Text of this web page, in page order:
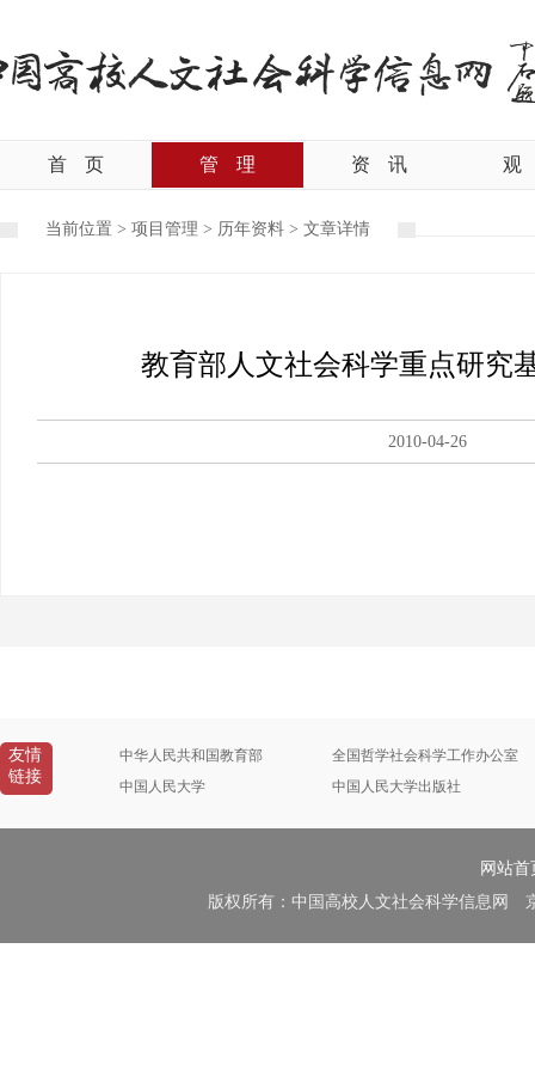
首 页 管 理 资 讯 观
当前位置 > 项目管理 > 历年资料 > 文章详情
教育部人文社会科学重点研究
2010-04-26
友情
链接
中华人民共和国教育部
全国哲学社会科学工作办公室
中国人民大学
中国人民大学出版社
网站首
版权所有：中国高校人文社会科学信息网